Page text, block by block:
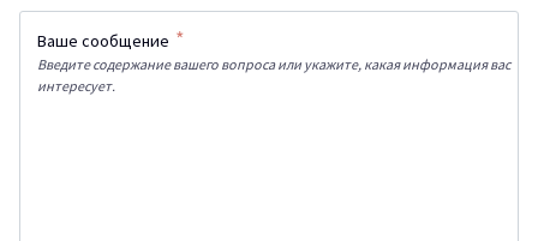
Ваше сообщение *
Введите содержание вашего вопроса или укажите, какая информация вас
интересует.